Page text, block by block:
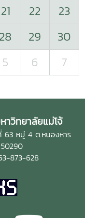
21 22
23
28 29
30
5 6 7
วิทยาลัยแม่โจ้
63 หมู่ 4 ต.หนองหาร
873-628